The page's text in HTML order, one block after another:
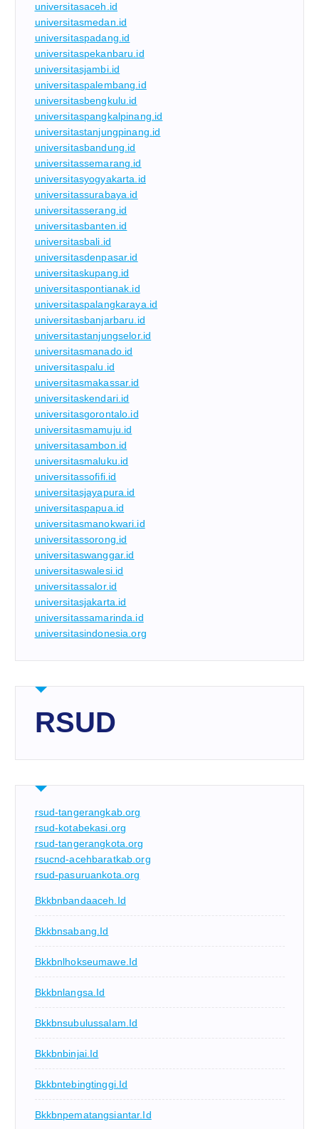
universitasaceh.id
universitasmedan.id
universitaspadang.id
universitaspekanbaru.id
universitasjambi.id
universitaspalembang.id
universitasbengkulu.id
universitaspangkalpinang.id
universitastanjungpinang.id
universitasbandung.id
universitassemarang.id
universitasyogyakarta.id
universitassurabaya.id
universitasserang.id
universitasbanten.id
universitasbali.id
universitasdenpasar.id
universitaskupang.id
universitaspontianak.id
universitaspalangkaraya.id
universitasbanjarbaru.id
universitastanjungselor.id
universitasmanado.id
universitaspalu.id
universitasmakassar.id
universitaskendari.id
universitasgorontalo.id
universitasmamuju.id
universitasambon.id
universitasmaluku.id
universitassofifi.id
universitasjayapura.id
universitaspapua.id
universitasmanokwari.id
universitassorong.id
universitaswanggar.id
universitaswalesi.id
universitassalor.id
universitasjakarta.id
universitassamarinda.id
universitasindonesia.org
RSUD
rsud-tangerangkab.org
rsud-kotabekasi.org
rsud-tangerangkota.org
rsucnd-acehbaratkab.org
rsud-pasuruankota.org
Bkkbnbandaaceh.id
Bkkbnsabang.id
Bkkbnlhokseumawe.id
Bkkbnlangsa.id
Bkkbnsubulussalam.id
Bkkbnbinjai.id
Bkkbntebingtinggi.id
Bkkbnpematangsiantar.id